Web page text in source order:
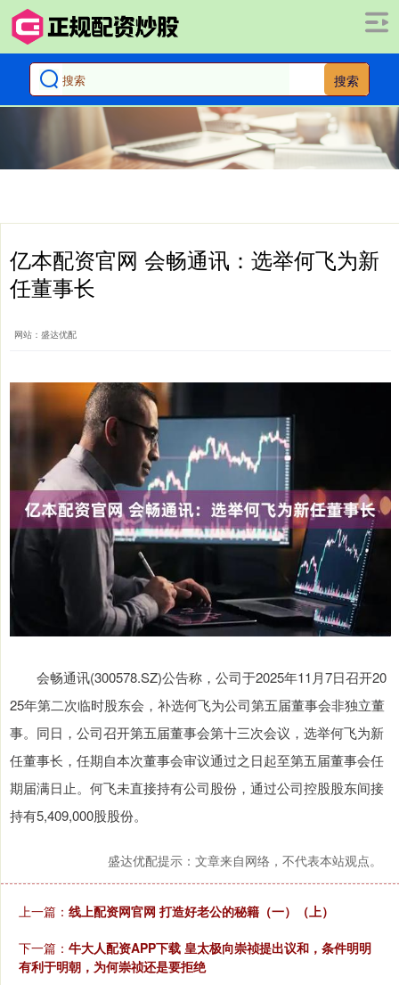
搜索
亿本配资官网 会畅通讯：选举何飞为新
任董事长
网站：盛达优配
会畅通讯(300578.SZ)公告称，公司于2025年11月7日召开20
25年第二次临时股东会，补选何飞为公司第五届董事会非独立董
事。同日，公司召开第五届董事会第十三次会议，选举何飞为新
任董事长，任期自本次董事会审议通过之日起至第五届董事会任
期届满日止。何飞未直接持有公司股份，通过公司控股股东间接
持有5,409,000股股份。
盛达优配提示：文章来自网络，不代表本站观点。
上一篇： 线上配资网官网 打造好老公的秘籍（一）（上）
下一篇： 牛大人配资APP下载 皇太极向崇祯提出议和，条件明明
有利于明朝，为何崇祯还是要拒绝